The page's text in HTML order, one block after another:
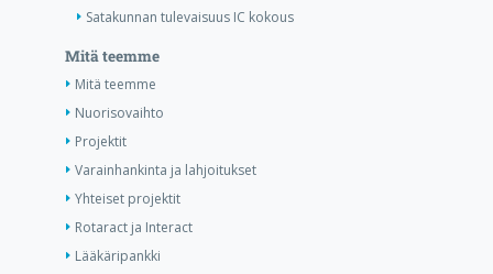
Satakunnan tulevaisuus IC kokous
Mitä teemme
Mitä teemme
Nuorisovaihto
Projektit
Varainhankinta ja lahjoitukset
Yhteiset projektit
Rotaract ja Interact
Lääkäripankki